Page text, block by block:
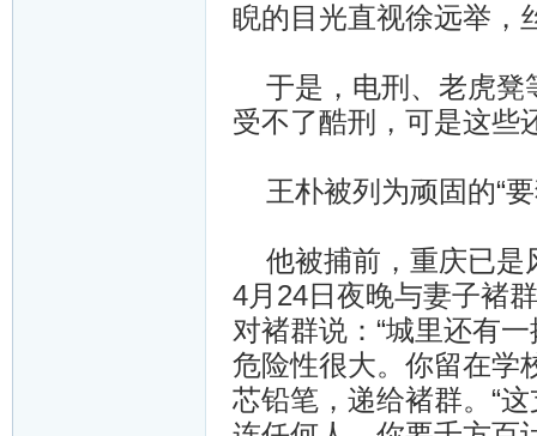
睨的目光直视徐远举，
于是，电刑、老虎凳
受不了酷刑，可是这些
王朴被列为顽固的“
他被捕前，重庆已是
4月24日夜晚与妻子褚
对褚群说：“城里还有
危险性很大。你留在学
芯铅笔，递给褚群。“